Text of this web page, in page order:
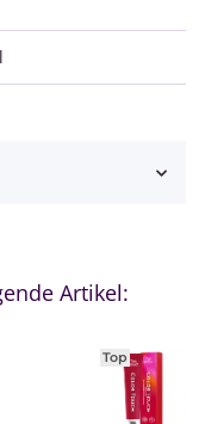
Artikel:
Top